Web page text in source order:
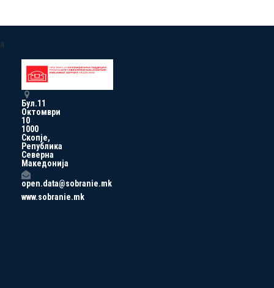
a
Бул.11
Октомври
10
1000
Скопје,
Република
Северна
Македонија
open.data@sobranie.mk
www.sobranie.mk